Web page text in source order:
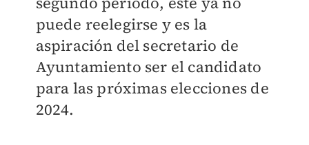
puede reelegirse y es la
aspiración del secretario de
Ayuntamiento ser el candidato
para las próximas elecciones de
2024.